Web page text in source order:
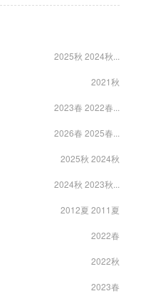
2025秋 2024秋...
2021秋
2023春 2022春...
2026春 2025春...
2025秋 2024秋
2024秋 2023秋...
2012夏 2011夏
2022春
2022秋
2023春